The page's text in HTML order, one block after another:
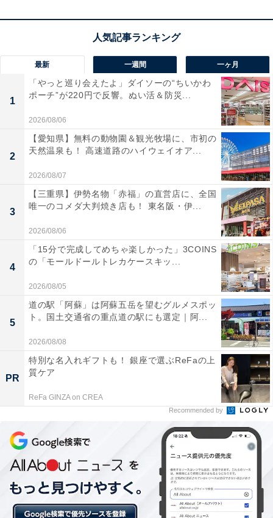
いくといいみたい。ドラマチックな登場を計算してみ
ラッキーポイント……フォレストグリーン、ミニバ
ッグ、メレンゲのお菓子、ミュージアムショップ
他の星座の運勢も見る
【6月の運勢】おひつじ座（牡羊座）
【6月の運勢】おうし座（牡牛座）
【6月の運勢】ふたご座（双子座）
【6月の運勢】しし座（獅子座）
【6月の運勢】おとめ座（乙女座）
【6月の運勢】てんびん座（天秤座）
【6月の運勢】さそり座（蠍座）
【6月の運勢】いて座（射手座）
最新 一週間 一ヶ月
1
「やっと巡り会えたよ」ダイソーの“ちいかわ
ポーチ”が220円で反響。ぬい活＆防災...
2026/08/06
2
【愛知県】無料の動物園＆観光牧場に、市初の
天然温泉も！ 高速道路のハイウェイオア...
2026/08/07
3
【三重県】伊勢名物「赤福」の直営店に、全国
唯一のコメダ大判焼き店も！ 東名阪・伊...
2026/08/06
4
「15分で完成してめちゃ楽しかった」3COINS
の「モールドールトレカケースキッ...
2026/08/05
5
道の駅「阿蘇」は阿蘇五岳を望むグルメスポッ
ト。国土交通省の重点道の駅にも選定｜阿...
2026/08/08
PR
特別な名入れギフトも！ 銀座で選ぶReFaの上
質ケア
ReFa GINZA on CREA
Recommended by